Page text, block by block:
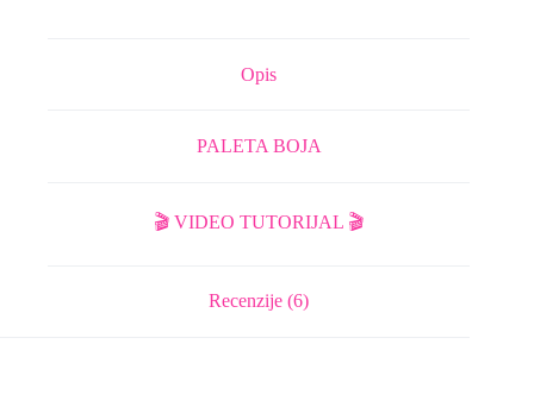
Opis
PALETA BOJA
🎬 VIDEO TUTORIJAL 🎬
Recenzije (6)